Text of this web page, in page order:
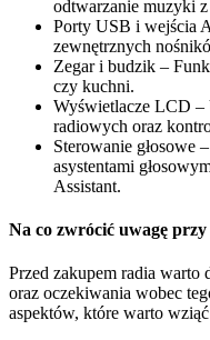
odtwarzanie muzyki
Porty USB i wejścia
zewnętrznych
Zegar i budzik –
czy kuchni.
Wyświetlacze LCD –
radiowych oraz
Sterowanie głosowe
asystentami
Assistant.
Na co zwrócić uwagę
Przed zakupem radia warto
oraz oczekiwania wobec
aspektów, które warto